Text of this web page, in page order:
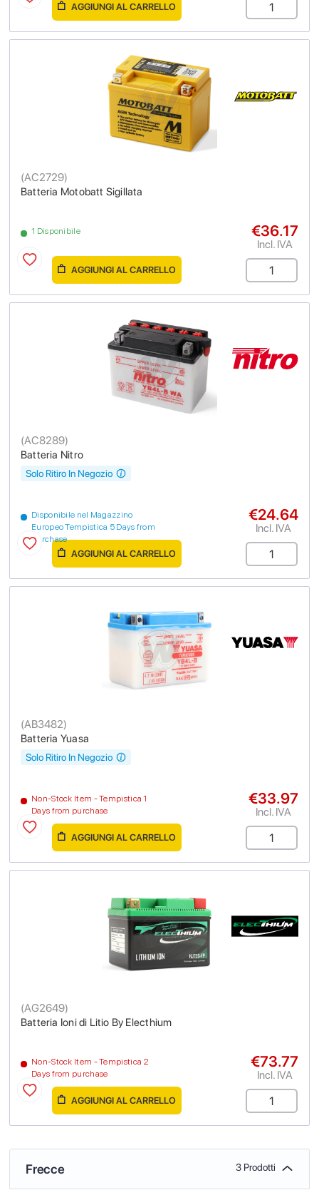
AGGIUNGI AL CARRELLO
Batteria Motobatt Sigillata
(AC2729)
1 Disponibile €36.17
Incl. IVA
AGGIUNGI AL CARRELLO
Batteria Nitro
(AC8289)
Disponibile nel Magazzino
Europeo Tempistica 5 Days from
purchase
Solo Ritiro In Negozio
€24.64
Incl. IVA
AGGIUNGI AL CARRELLO
Batteria Yuasa
(AB3482)
Non-Stock Item - Tempistica 1
Days from purchase
Solo Ritiro In Negozio
€33.97
Incl. IVA
AGGIUNGI AL CARRELLO
Batteria Ioni di Litio By Electhium
(AG2649)
Non-Stock Item - Tempistica 2
Days from purchase
€73.77
Incl. IVA
AGGIUNGI AL CARRELLO
Frecce 3 Prodotti